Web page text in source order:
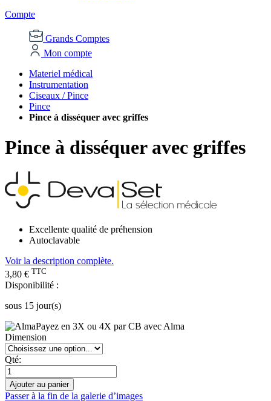
Compte
Grands Comptes
Mon compte
Materiel médical
Instrumentation
Ciseaux / Pince
Pince
Pince à disséquer avec griffes
Pince à disséquer avec griffes
Excellente qualité de préhension
Autoclavable
Voir la description complète.
3,80 € TTC
Disponibilité :
sous 15 jour(s)
Payez en 3X ou 4X par CB avec Alma
Dimension
Qté:
Ajouter au panier
Passer à la fin de la galerie d’images